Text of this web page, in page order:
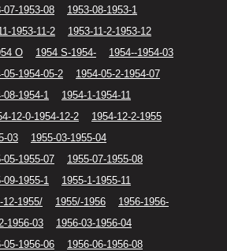
07-1953-08
1953-08-1953-1
1953-11-2
1953-11-2-1953-12
O 1954 S-1954-
1954--1954-03
05-1954-05-2
1954-05-2-1954-07
08-1954-1
1954-1-1954-11
12-0-1954-12-2
1954-12-2-1955
03
1955-03-1955-04
05-1955-07
1955-07-1955-08
09-1955-1
1955-1-1955-11
12-1955/ 1955/-1956
1956-1956-
1956-03
1956-03-1956-04
05-1956-06
1956-06-1956-08